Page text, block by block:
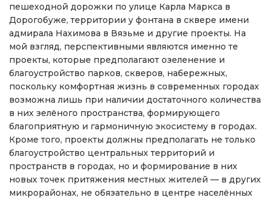
пешеходной дорожки по улице Карла Маркса в
Дорогобуже, территории у фонтана в сквере имени
адмирала Нахимова в Вязьме и другие проекты. На
мой взгляд, перспективными являются именно те
проекты, которые предполагают озеленение и
благоустройство парков, скверов, набережных,
поскольку комфортная жизнь в современных городах
возможна лишь при наличии достаточного количества
в них зелёного пространства, формирующего
благоприятную и гармоничную экосистему в городах.
Кроме того, проекты должны предполагать не только
благоустройство центральных территорий и
пространств в городах, но и формирование в них
новых точек притяжения местных жителей — в других
микрорайонах, не обязательно в центре населённых